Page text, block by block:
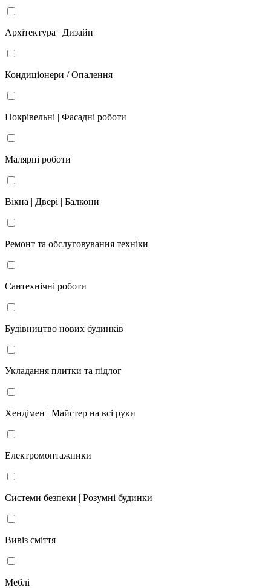
Архітектура | Дизайн
Кондиціонери / Опалення
Покрівельні | Фасадні роботи
Малярні роботи
Вікна | Двері | Балкони
Ремонт та обслуговування техніки
Сантехнічні роботи
Будівництво нових будинків
Укладання плитки та підлог
Хендімен | Майстер на всі руки
Електромонтажники
Системи безпеки | Розумні будинки
Вивіз сміття
Меблі